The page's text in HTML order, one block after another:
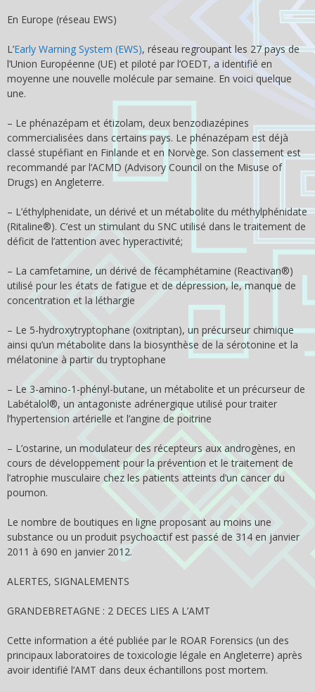
En Europe (réseau EWS)
L’Early Warning System (EWS), réseau regroupant les 27 pays de
l’Union Européenne (UE) et piloté par l’OEDT, a identifié en
moyenne une nouvelle molécule par semaine. En voici quelque
une.
– Le phénazépam et étizolam, deux benzodiazépines
commercialisées dans certains pays. Le phénazépam est déjà
classé stupéfiant en Finlande et en Norvège. Son classement est
recommandé par l’ACMD (Advisory Council on the Misuse of
Drugs) en Angleterre.
– L’éthylphenidate, un dérivé et un métabolite du méthylphénidate
(Ritaline®). C’est un stimulant du SNC utilisé dans le traitement de
déficit de l’attention avec hyperactivité;
– La camfetamine, un dérivé de fécamphétamine (Reactivan®)
utilisé pour les états de fatigue et de dépression, le, manque de
concentration et la léthargie
– Le 5-hydroxytryptophane (oxitriptan), un précurseur chimique
ainsi qu’un métabolite dans la biosynthèse de la sérotonine et la
mélatonine à partir du tryptophane
– Le 3-amino-1-phényl-butane, un métabolite et un précurseur de
Labétalol®, un antagoniste adrénergique utilisé pour traiter
l’hypertension artérielle et l’angine de poitrine
– L’ostarine, un modulateur des récepteurs aux androgènes, en
cours de développement pour la prévention et le traitement de
l’atrophie musculaire chez les patients atteints d’un cancer du
poumon.
Le nombre de boutiques en ligne proposant au moins une
substance ou un produit psychoactif est passé de 314 en janvier
2011 à 690 en janvier 2012.
ALERTES, SIGNALEMENTS
GRANDE­BRETAGNE : 2 DECES LIES A L’AMT
Cette information a été publiée par le ROAR Forensics (un des
principaux laboratoires de toxicologie légale en Angleterre) après
avoir identifié l’AMT dans deux échantillons post mortem.